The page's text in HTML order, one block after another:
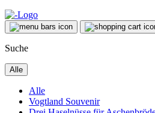
Suche
Alle
Alle
Vogtland Souvenir